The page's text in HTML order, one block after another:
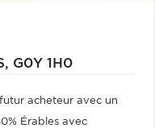
G0Y 1H0
acheteur avec un
Érables avec